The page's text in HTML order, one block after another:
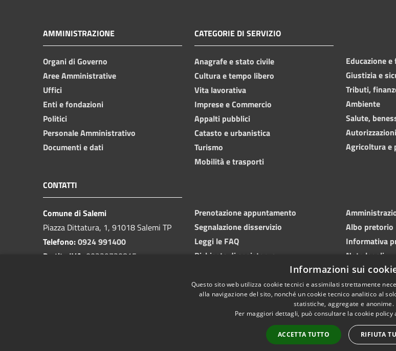
AMMINISTRAZIONE
Organi di Governo
Aree Amministrative
Uffici
Enti e fondazioni
Politici
Personale Amministrativo
Documenti e dati
CATEGORIE DI SERVIZIO
Anagrafe e stato civile
Cultura e tempo libero
Vita lavorativa
Imprese e Commercio
Appalti pubblici
Catasto e urbanistica
Turismo
Mobilità e trasporti
Educazione
Giustizia e
Tributi,
Ambiente
Salute,
Autorizzazioni
Agricoltura e
CONTATTI
Comune di Salemi
Piazza Dittatura, 1, 91018 Salemi TP
Telefono:0924 991400
Partita IVA: 00239730815
Prenotazione appuntamento
Segnalazione disservizio
Leggi le FAQ
Richiesta di assistenza
Albo pretorio
Informativa
Note legali
Dichiarazione
Informazioni sui
Questo sito web utilizza cookie tecnici e assimilati strettamente
alla navigazione del sito, nonché un cookie tecnico analitico al
statistiche, aggregate e anonime.
Per maggiori dettagli, può consultare la cookie policy
ACCETTA TUTTO RIFIUTA